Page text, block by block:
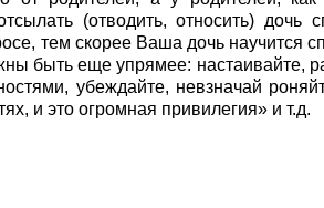
(отводить, относить) дочь
тем скорее Ваша дочь научится
быть еще упрямее: настаивайте,
убеждайте, невзначай
и это огромная привилегия» и т.д.